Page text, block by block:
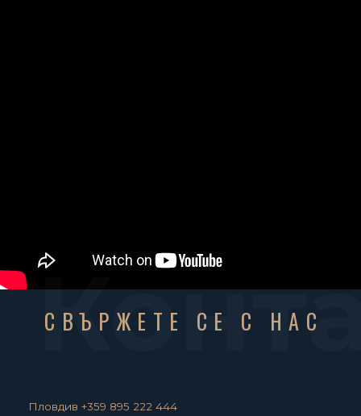
СВЪРЖЕТЕ СЕ С НАС
Пловдив +359 895 222 444